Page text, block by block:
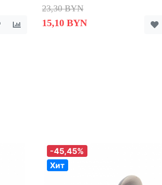
23,30 BYN
15,10 BYN
-45,45%
Хит